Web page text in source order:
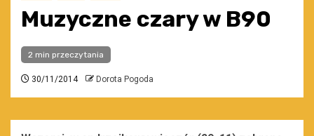
Muzyczne czary w B90
2 min przeczytania
30/11/2014 Dorota Pogoda